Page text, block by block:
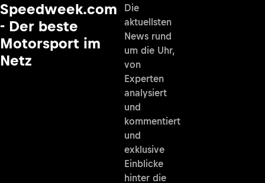
Speedweek.com
- Der beste
Motorsport im
Netz
Die
aktuellsten
News rund
um die Uhr,
von
Experten
analysiert
und
kommentiert
und
exklusive
Einblicke
hinter die